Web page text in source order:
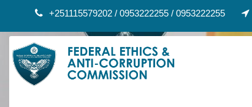
+251115579202 / 0953222255 / 0953222255